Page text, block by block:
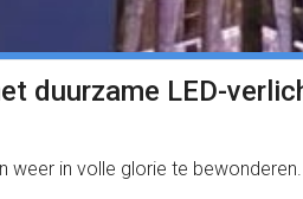
duurzame LED-
in volle glorie te